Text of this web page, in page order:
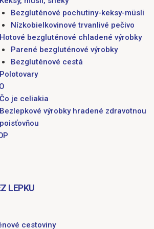
Bezgluténové pochutiny-keksy-müsli
Nízkobielkovinové trvanlivé pečivo
Hotové bezgluténové chladené výrobky
Parené bezgluténové výrobky
Bezgluténové cestá
Polotovary
Čo je celiakia
Bezlepkové výrobky hradené zdravotnou
poisťovňou
LEPKU
cestoviny